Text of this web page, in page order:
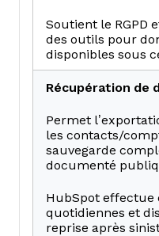
Soutient le RGPD
des outils pour
disponibles sous
Récupération de
Permet
les contacts/
sauvegarde
documenté
HubSpot effectue
quotidiennes et
reprise après